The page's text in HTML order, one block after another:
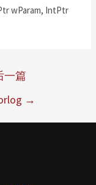
wParam, IntPtr
一篇
→